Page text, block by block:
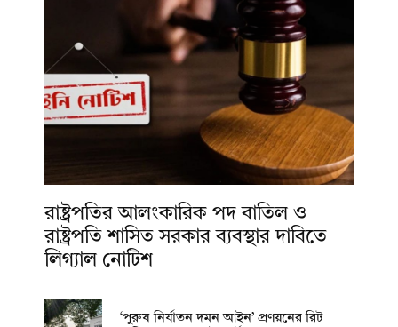
রাষ্ট্রপতির আলংকারিক পদ বাতিল ও
রাষ্ট্রপতি শাসিত সরকার ব্যবস্থার দাবিতে
লিগ্যাল নোটিশ
‘পুরুষ নির্যাতন দমন আইন’ প্রণয়নের রিট